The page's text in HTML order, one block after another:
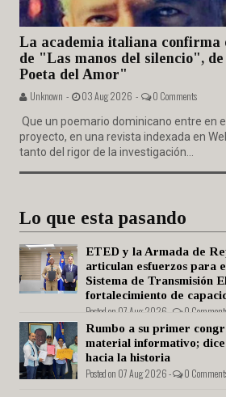
La academia italiana
de "Las manos del silencio",
Poeta del Amor"
Unknown - 03 Aug 2026 - 0 Comments
Que un poemario dominicano entre en
proyecto, en una revista indexada en
tanto del rigor de la investigación...
Lo que esta pasando
ETED y la Armada de
articulan esfuerzos para
Sistema de Transmisión
fortalecimiento de
Posted on 07 Aug 2026 - 0
Rumbo a su primer
material informativo;
hacia la historia
Posted on 07 Aug 2026 - 0